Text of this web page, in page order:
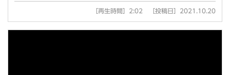
［再生時間］2:02 ［投稿日］2021.10.20